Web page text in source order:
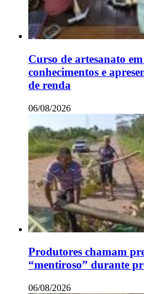
Curso de artesanato
conhecimentos e
de renda
06/08/2026
Produtores chamam
“mentiroso” durante
06/08/2026